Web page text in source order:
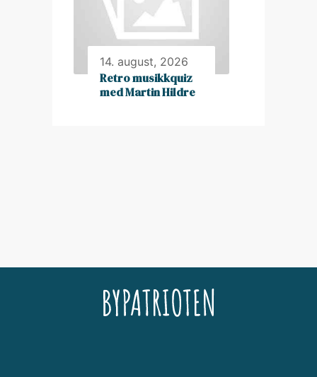
14. august, 2026
Retro musikkquiz
med Martin Hildre